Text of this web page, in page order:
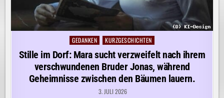
Posted
in
GEDANKEN KURZGESCHICHTEN
Stille im Dorf: Mara sucht verzweifelt nach ihrem
verschwundenen Bruder Jonas, während
Geheimnisse zwischen den Bäumen lauern.
3. JULI 2026